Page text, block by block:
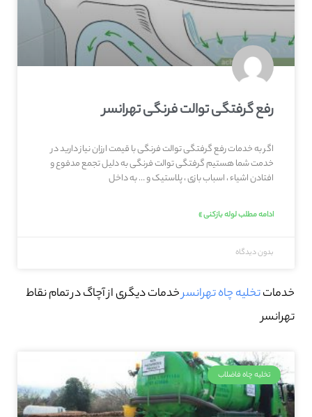
رفع گرفتگی توالت فرنگی تهرانسر
اگر به خدمات رفع گرفتگی توالت فرنگی با قیمت ارزان نیاز دارید در
خدمت شما هستیم گرفتگی توالت فرنگی به دلیل تجمع مدفوع و
افتادن اشیاء ، اسباب بازی ، پلاستیک و … به داخل
ادامه مطلب لوله بازکنی »
بدون دیدگاه
خدماتتخلیه چاه تهرانسرخدمات دیگری از آچاگ در تمام نقاط
تهرانسر
تخلیه چاه فاضلاب